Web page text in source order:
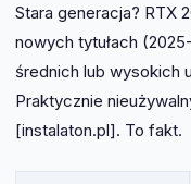
Stara generacja? RTX
nowych tytułach
średnich lub wysokich
Praktycznie
[instalaton.pl]. To fakt.